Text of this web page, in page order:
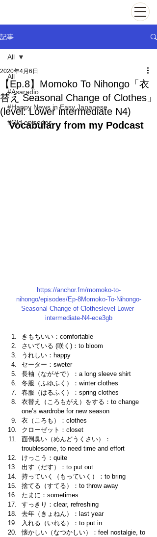
記事
All
#Asaradio
#Happy News in Easy Japanese
#Old episodes
All
【Ep.8】Momoko To Nihongo「衣
替え Seasonal Change of Clothes」
(level: Lower intermediate N4)
2020年4月6日
Vocabulary from my Podcast
https://anchor.fm/momoko-to-
nihongo/episodes/Ep-8Momoko-To-Nihongo-
Seasonal-Change-of-Clotheslevel-Lower-
intermediate-N4-ece3gb
きもちいい：comfortable
さいている (咲く)：to bloom
うれしい：happy
セーター：sweter
長袖（ながそで）：a long sleeve shirt
冬服（ふゆふく）：winter clothes
春服（はるふく）：spring clothes
衣替え（ころもがえ）をする：to change
one’s wardrobe for new season
衣（ころも）：clothes
クローゼット：closet
面倒臭い（めんどうくさい）：
troublesome, to need time and effort
けっこう：quite
出す（だす）：to put out
持っていく（もっていく）：to bring
捨てる（すてる）：to throw away
たまに：sometimes
すっきり：clear, refreshing
去年（きょねん）：last year
入れる（いれる）：to put in
懐かしい（なつかしい）：feel nostalgie, to